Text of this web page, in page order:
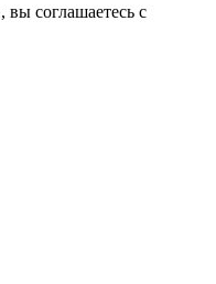
соглашаетесь с